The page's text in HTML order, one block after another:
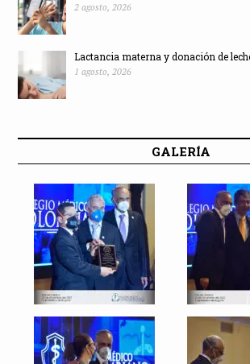
2 agosto, 2026
Lactancia materna y donación de
1 agosto, 2026
GALERÍA